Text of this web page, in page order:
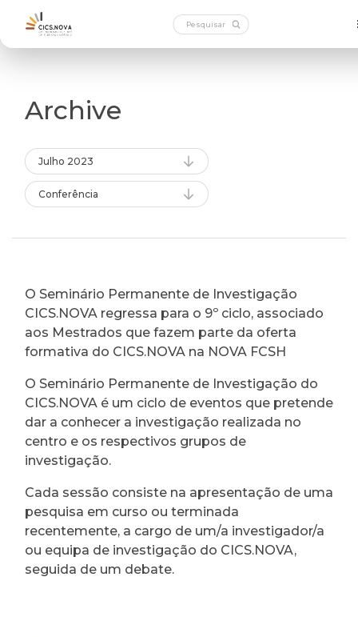
Archive
Julho 2023
Conferência
O Seminário Permanente de Investigação
CICS.NOVA regressa para o 9º ciclo, associado
aos Mestrados que fazem parte da oferta
formativa do CICS.NOVA na NOVA FCSH
O Seminário Permanente de Investigação do
CICS.NOVA é um ciclo de eventos que pretende
dar a conhecer a investigação realizada no
centro e os respectivos grupos de
investigação.
Cada sessão consiste na apresentação de uma
pesquisa em curso ou terminada
recentemente, a cargo de um/a investigador/a
ou equipa de investigação do CICS.NOVA,
seguida de um debate.